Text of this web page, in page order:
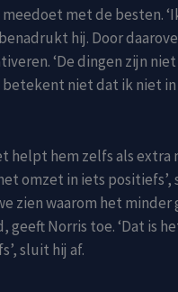
met de besten.
hij. Door
‘De dingen zijn
betekent niet dat ik niet
helpt hem zelfs als extra
omzet in iets
zien waarom het minder
geeft Norris toe. ‘Dat is
sluit hij af.